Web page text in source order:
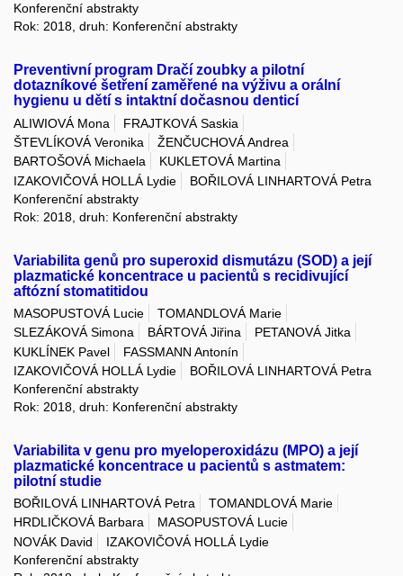
Konferenční abstrakty
Rok: 2018, druh: Konferenční abstrakty
Preventivní program Dračí zoubky a pilotní
dotazníkové šetření zaměřené na výživu a orální
hygienu u dětí s intaktní dočasnou denticí
ALIWIOVÁ Mona
FRAJTKOVÁ Saskia
ŠTEVLÍKOVÁ Veronika
ŽENČUCHOVÁ Andrea
BARTOŠOVÁ Michaela
KUKLETOVÁ Martina
IZAKOVIČOVÁ HOLLÁ Lydie
BOŘILOVÁ LINHARTOVÁ Petra
Konferenční abstrakty
Rok: 2018, druh: Konferenční abstrakty
Variabilita genů pro superoxid dismutázu (SOD) a její
plazmatické koncentrace u pacientů s recidivující
aftózní stomatitidou
MASOPUSTOVÁ Lucie
TOMANDLOVÁ Marie
SLEZÁKOVÁ Simona
BÁRTOVÁ Jiřina
PETANOVÁ Jitka
KUKLÍNEK Pavel
FASSMANN Antonín
IZAKOVIČOVÁ HOLLÁ Lydie
BOŘILOVÁ LINHARTOVÁ Petra
Konferenční abstrakty
Rok: 2018, druh: Konferenční abstrakty
Variabilita v genu pro myeloperoxidázu (MPO) a její
plazmatické koncentrace u pacientů s astmatem:
pilotní studie
BOŘILOVÁ LINHARTOVÁ Petra
TOMANDLOVÁ Marie
HRDLIČKOVÁ Barbara
MASOPUSTOVÁ Lucie
NOVÁK David
IZAKOVIČOVÁ HOLLÁ Lydie
Konferenční abstrakty